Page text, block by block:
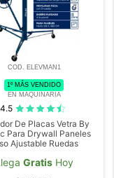
COD. ELEVMAN1
1º MÁS VENDIDO
EN MAQUINARIA
4.5
De Placas Vetra By
Para Drywall Paneles
Ajustable Ruedas
GratisHoy